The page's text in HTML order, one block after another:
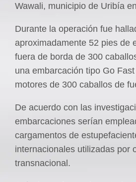
Wawali, municipio de Uribía
Durante la operación fue
aproximadamente 52 pies de
fuera de borda de 300
una embarcación tipo Go
motores de 300 caballos de
De acuerdo con las
embarcaciones serían
cargamentos de
internacionales utilizadas por
transnacional.